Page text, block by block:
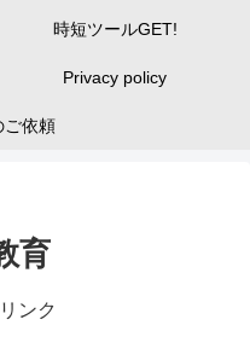
時短ツールGET!
Privacy policy
ご依頼
育
ンク